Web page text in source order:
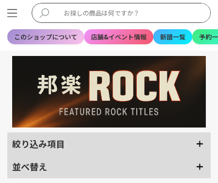
このショップについて 店舗&イベント情報 新譜一覧 予約
絞り込み項目
並べ替え